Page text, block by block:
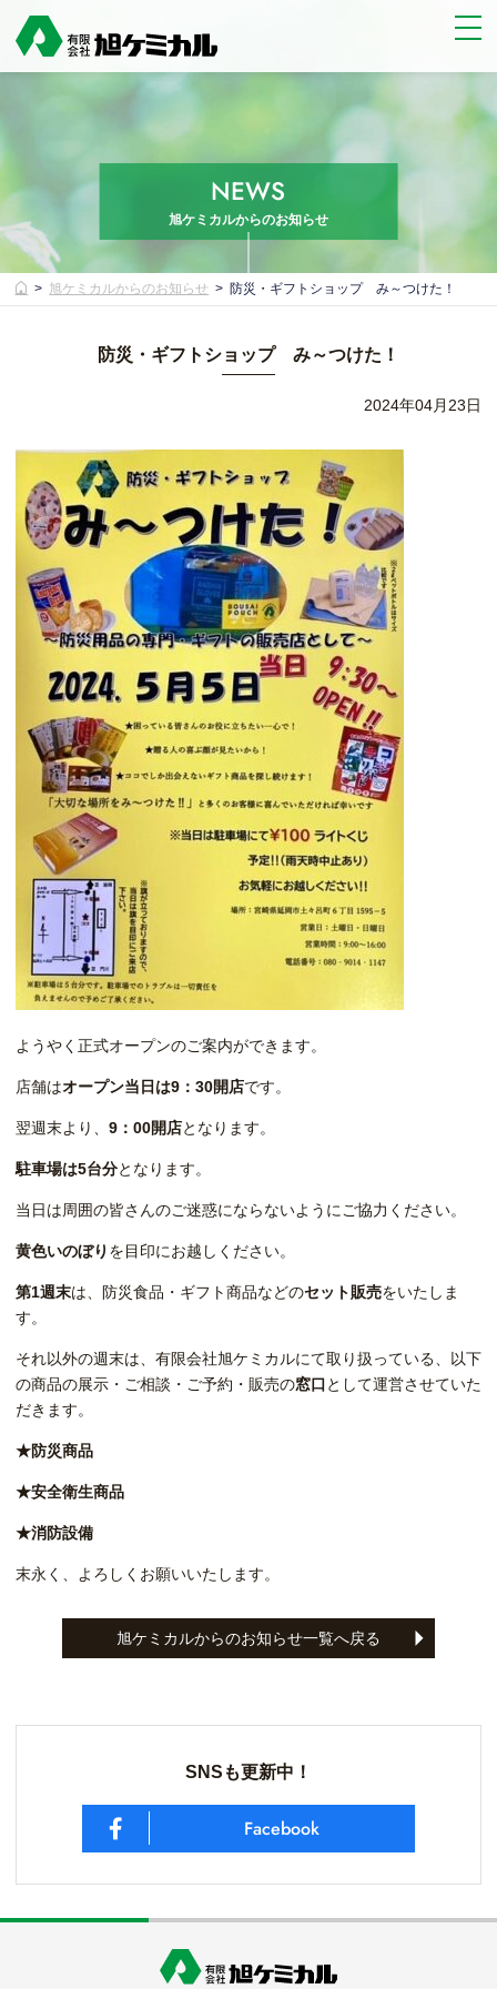
NEWS
旭ケミカルからのお知らせ
旭ケミカルからのお知らせ 防災・ギフトショップ み～つけた！
防災・ギフトショップ み～つけた！
2024年04月23日
ようやく正式オープンのご案内ができます。
店舗はオープン当日は9：30開店です。
翌週末より、 9：00開店となります。
駐車場は5台分となります。
当日は周囲の皆さんのご迷惑にならないようにご協力ください。
黄色いのぼり を目印にお越しください。
第1週末は、防災食品・ギフト商品などのセット販売をいたしま
す。
それ以外の週末は、有限会社旭ケミカルにて取り扱っている、以下
の商品の展示・ご相談・ご予約・販売の窓口 として運営させていた
だきます。
★防災商品
★安全衛生商品
★消防設備
末永く、よろしくお願いいたします。
旭ケミカルからのお知らせ一覧へ戻る
SNSも更新中！
Facebook